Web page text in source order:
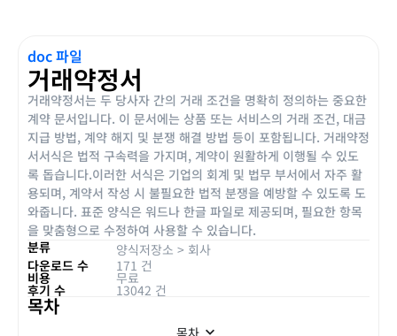
doc 파일
거래약정서
거래약정서는 두 당사자 간의 거래 조건을 명확히 정의하는 중요한
계약 문서입니다. 이 문서에는 상품 또는 서비스의 거래 조건, 대금
지급 방법, 계약 해지 및 분쟁 해결 방법 등이 포함됩니다. 거래약정
서서식은 법적 구속력을 가지며, 계약이 원활하게 이행될 수 있도
록 돕습니다.이러한 서식은 기업의 회계 및 법무 부서에서 자주 활
용되며, 계약서 작성 시 불필요한 법적 분쟁을 예방할 수 있도록 도
와줍니다. 표준 양식은 워드나 한글 파일로 제공되며, 필요한 항목
을 맞춤형으로 수정하여 사용할 수 있습니다.
분류
양식저장소 > 회사
다운로드 수
171 건
비용 무료
후기 수 13042 건
목차
목차